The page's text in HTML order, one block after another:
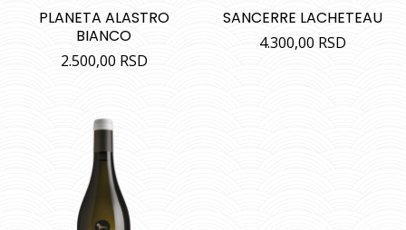
PLANETA ALASTRO
BIANCO
2.500,00 RSD
SANCERRE LACHETEAU
4.300,00 RSD